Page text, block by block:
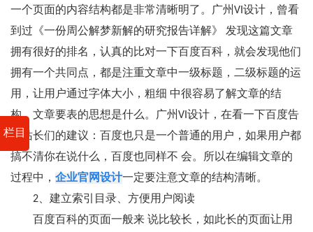
栏目
一个页面的内容结构都是非常清晰明了。广州VI设计，曾看
到过《一份周公解梦新解的研究报告详解》 发现这篇文章
拥有很好的排名，认真的比对一下百度百科，就会发现他们
拥有一个共同点，都是注重文章中一级标题，二级标题的运
用，让用户通过字体大小，粗细 中很容易了解文章的结
构，文章要表的思想是什么。广州VI设计，在看一下百度告
给站长们的建议：百度也只是一个普通的用户，如果用户都
搞不清你在说什么，百度也同样不 会。所以在编辑文章的
过程中， 企业官网设计一定要注意文章的结构清晰。
2、建立索引目录、方便用户阅读
百度百科的页面一般来 说比较长，如此长的页面让用